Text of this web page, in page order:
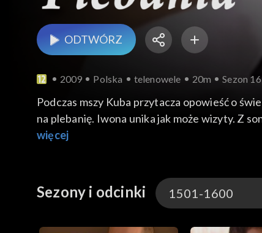
ODTWÓRZ
2009 Polska telenowele 20m Sezon
Podczas mszy Kuba przytacza opowieść o
na plebanię. Iwona unika jak może wizyty. Z
oświadcza proboszczowi, że nie dopuszcza
więcej
Sezony i odcinki 1501-1600